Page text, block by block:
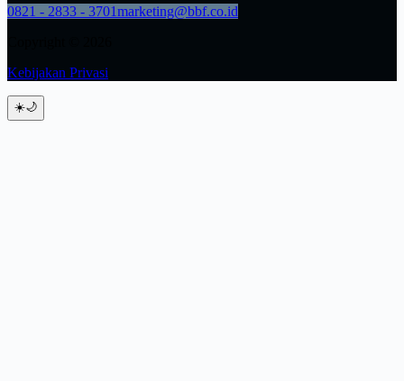
0821 - 2833 - 3701marketing@bbf.co.id
Kebijakan Privasi
☀️🌙